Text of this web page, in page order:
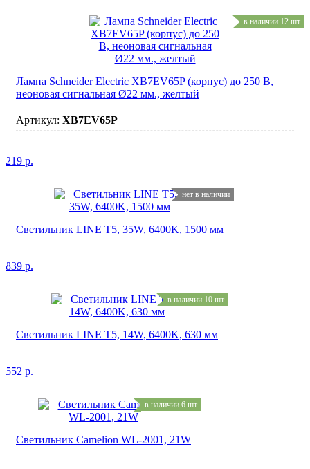
в наличии 12 шт
Лампа Schneider Electric XB7EV65P (корпус) до 250 В,
неоновая сигнальная Ø22 мм., желтый
Артикул: XB7EV65P
219 р.
нет в наличии
Светильник LINE T5, 35W, 6400K, 1500 мм
839 р.
в наличии 10 шт
Светильник LINE T5, 14W, 6400K, 630 мм
552 р.
в наличии 6 шт
Светильник Camelion WL-2001, 21W